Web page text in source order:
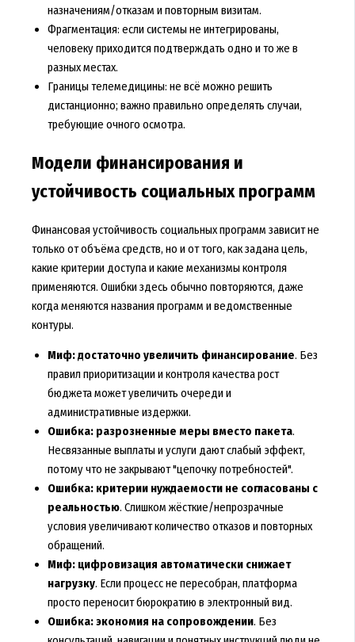
назначениям/отказам и повторным визитам.
Фрагментация: если системы не интегрированы,
человеку приходится подтверждать одно и то же в
разных местах.
Границы телемедицины: не всё можно решить
дистанционно; важно правильно определять случаи,
требующие очного осмотра.
Модели финансирования и
устойчивость социальных программ
Финансовая устойчивость социальных программ зависит не
только от объёма средств, но и от того, как задана цель,
какие критерии доступа и какие механизмы контроля
применяются. Ошибки здесь обычно повторяются, даже
когда меняются названия программ и ведомственные
контуры.
Миф: достаточно увеличить финансирование. Без
правил приоритизации и контроля качества рост
бюджета может увеличить очереди и
административные издержки.
Ошибка: разрозненные меры вместо пакета.
Несвязанные выплаты и услуги дают слабый эффект,
потому что не закрывают "цепочку потребностей".
Ошибка: критерии нуждаемости не согласованы с
реальностью. Слишком жёсткие/непрозрачные
условия увеличивают количество отказов и повторных
обращений.
Миф: цифровизация автоматически снижает
нагрузку. Если процесс не пересобран, платформа
просто переносит бюрократию в электронный вид.
Ошибка: экономия на сопровождении. Без